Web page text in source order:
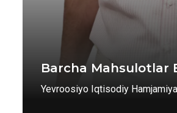
Barcha Mahsulotlar
Yevroosiyo Iqtisodiy